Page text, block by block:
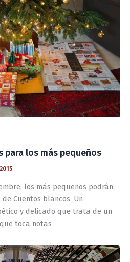
para los más pequeños
los más pequeños podrán
Cuentos blancos. Un
y delicado que trata de un
toca notas